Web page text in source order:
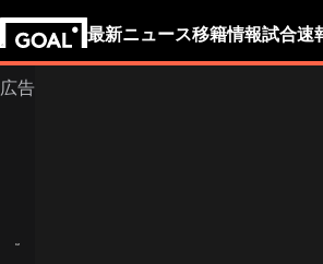
最新ニュース移籍情報試合速